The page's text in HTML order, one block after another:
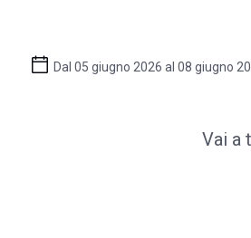
Dal 05 giugno 2026 al 08 giugno
Vai a